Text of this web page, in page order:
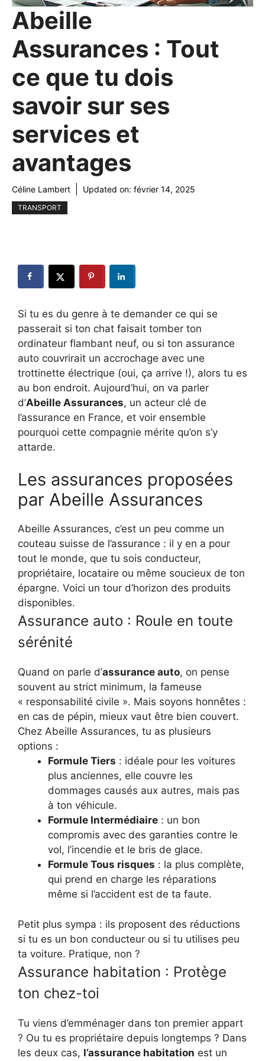
Abeille
Assurances : Tout
ce que tu dois
savoir sur ses
services et
avantages
Céline Lambert Updated on: février 14, 2025
TRANSPORT
Si tu es du genre à te demander ce qui se
passerait si ton chat faisait tomber ton
ordinateur flambant neuf, ou si ton assurance
auto couvrirait un accrochage avec une
trottinette électrique (oui, ça arrive !), alors tu es
au bon endroit. Aujourd’hui, on va parler
d’Abeille Assurances, un acteur clé de
l’assurance en France, et voir ensemble
pourquoi cette compagnie mérite qu’on s’y
attarde.
Les assurances proposées
par Abeille Assurances
Abeille Assurances, c’est un peu comme un
couteau suisse de l’assurance : il y en a pour
tout le monde, que tu sois conducteur,
propriétaire, locataire ou même soucieux de ton
épargne. Voici un tour d’horizon des produits
disponibles.
Assurance auto : Roule en toute
sérénité
Quand on parle d’assurance auto, on pense
souvent au strict minimum, la fameuse
« responsabilité civile ». Mais soyons honnêtes :
en cas de pépin, mieux vaut être bien couvert.
Chez Abeille Assurances, tu as plusieurs
options :
Formule Tiers : idéale pour les voitures
plus anciennes, elle couvre les
dommages causés aux autres, mais pas
à ton véhicule.
Formule Intermédiaire : un bon
compromis avec des garanties contre le
vol, l’incendie et le bris de glace.
Formule Tous risques : la plus complète,
qui prend en charge les réparations
même si l’accident est de ta faute.
Petit plus sympa : ils proposent des réductions
si tu es un bon conducteur ou si tu utilises peu
ta voiture. Pratique, non ?
Assurance habitation : Protège
ton chez-toi
Tu viens d’emménager dans ton premier appart
? Ou tu es propriétaire depuis longtemps ? Dans
les deux cas, l’assurance habitation est un